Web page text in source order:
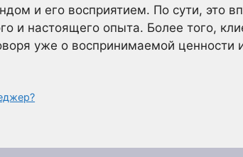
и его восприятием. По сути, это
и настоящего опыта. Более того,
уже о воспринимаемой ценности